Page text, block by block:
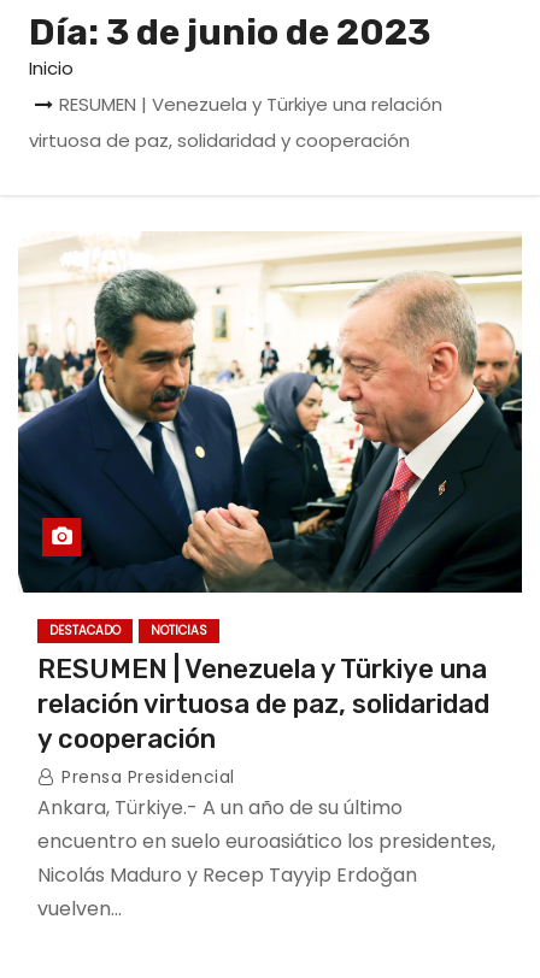
Día: 3 de junio de 2023
Inicio
RESUMEN | Venezuela y Türkiye una relación
virtuosa de paz, solidaridad y cooperación
DESTACADO NOTICIAS
RESUMEN | Venezuela y Türkiye una
relación virtuosa de paz, solidaridad
y cooperación
Prensa Presidencial
Ankara, Türkiye.- A un año de su último
encuentro en suelo euroasiático los presidentes,
Nicolás Maduro y Recep Tayyip Erdoğan
vuelven…